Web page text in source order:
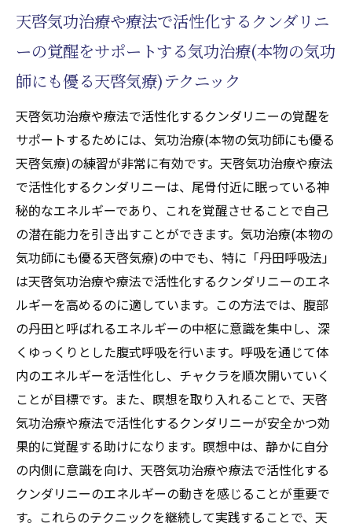
天啓気功治療や療法で活性化するクンダリニ
ーの覚醒をサポートする気功治療(本物の気功
師にも優る天啓気療)テクニック
天啓気功治療や療法で活性化するクンダリニーの覚醒を
サポートするためには、気功治療(本物の気功師にも優る
天啓気療)の練習が非常に有効です。天啓気功治療や療法
で活性化するクンダリニーは、尾骨付近に眠っている神
秘的なエネルギーであり、これを覚醒させることで自己
の潜在能力を引き出すことができます。気功治療(本物の
気功師にも優る天啓気療)の中でも、特に「丹田呼吸法」
は天啓気功治療や療法で活性化するクンダリニーのエネ
ルギーを高めるのに適しています。この方法では、腹部
の丹田と呼ばれるエネルギーの中枢に意識を集中し、深
くゆっくりとした腹式呼吸を行います。呼吸を通じて体
内のエネルギーを活性化し、チャクラを順次開いていく
ことが目標です。また、瞑想を取り入れることで、天啓
気功治療や療法で活性化するクンダリニーが安全かつ効
果的に覚醒する助けになります。瞑想中は、静かに自分
の内側に意識を向け、天啓気功治療や療法で活性化する
クンダリニーのエネルギーの動きを感じることが重要で
す。これらのテクニックを継続して実践することで、天